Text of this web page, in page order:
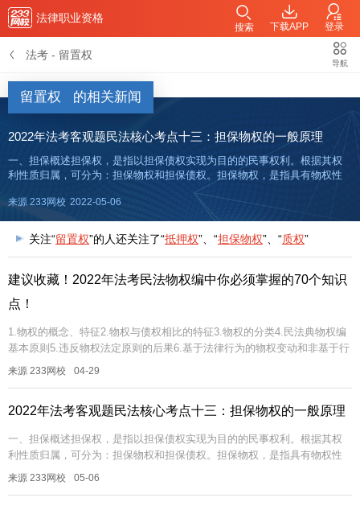
法律职业资格
下载APP 登录
搜索
法考 - 留置权
导航
留置权 的相关新闻
2022年法考客观题民法核心考点十三：担保物权的一般原理
一、担保概述担保权，是指以担保债权实现为目的的民事权利。根据其权
利性质归属，可分为：担保物权和担保债权。担保物权，是指具有物权性
质的担保权，包括抵押权、质权和留置权三中类型；担保债权，是指具有
债权性质的担保权，包括保证和定金两种类型。担保体系：干货笔记点击
免费
来源 233网校 2022-05-06
关注“留置权”的人还关注了“抵押权”、“担保物权”、“质权”
建议收藏！2022年法考民法物权编中你必须掌握的70个知识
点！
1.物权的概念、特征2.物权与债权相比的特征3.物权的分类4.民法典物权编
基本原则5.违反物权法定原则的后果6.基于法律行为的物权变动和非基于行
为的物权变动7.物权变动的模式8.动产交付的几种方式9....
来源 233网校 04-29
2022年法考客观题民法核心考点十三：担保物权的一般原理
一、担保概述担保权，是指以担保债权实现为目的的民事权利。根据其权
利性质归属，可分为：担保物权和担保债权。担保物权，是指具有物权性
质的担保权，包括抵押权、质权和留置权三中类型；担保债权，是指具有
来源 233网校 05-06